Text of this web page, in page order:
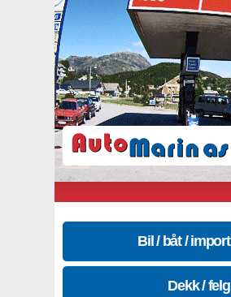
Bil / båt / import
Dekk / felg